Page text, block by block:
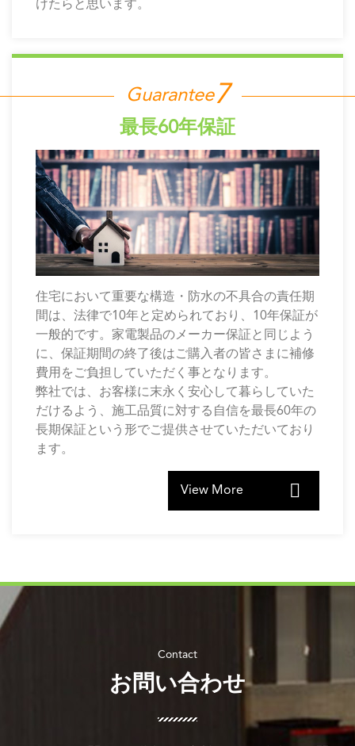
けたらと思います。
Guarantee
最長60年保証
住宅において重要な構造・防水の不具合の責任期
間は、法律で10年と定められており、10年保証が
一般的です。家電製品のメーカー保証と同じよう
に、保証期間の終了後はご購入者の皆さまに補修
費用をご負担していただく事となります。
弊社では、お客様に末永く安心して暮らしていた
だけるよう、施工品質に対する自信を最長60年の
長期保証という形でご提供させていただいており
ます。
View More
お問い合わせ